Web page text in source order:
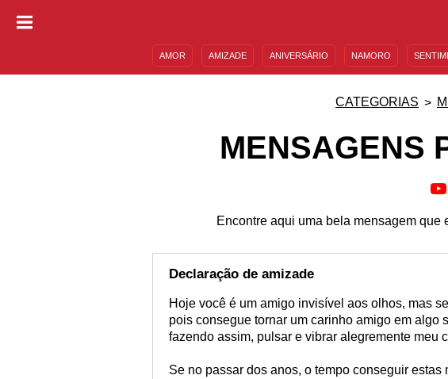
AMOR AMIZADE ANIVERSÁRIO NAMORO
CATEGORIAS
MENSAGENS
Encontre aqui uma bela mensagem
Declaração de amizade
Hoje você é um amigo invisível aos olhos, mas
pois consegue tornar um carinho amigo em algo
fazendo assim, pulsar e vibrar alegremente meu
Se no passar dos anos, o tempo conseguir estas